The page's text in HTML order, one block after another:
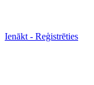
Ienākt - Reģistrēties